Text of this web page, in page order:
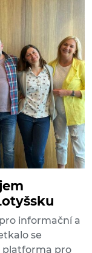
informační a
se
platforma pro